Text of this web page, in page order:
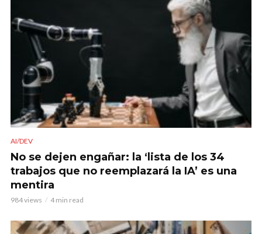
AI/DEV
No se dejen engañar: la ‘lista de los 34
trabajos que no reemplazará la IA’ es una
mentira
984 views 4 min read